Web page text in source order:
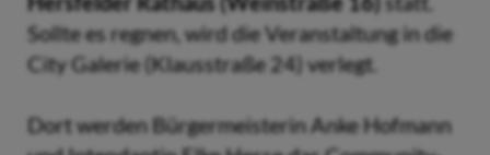
Sollte es regnen, wird die Veranstaltung in die
City Galerie (Klausstraße 24) verlegt.
Dort werden Bürgermeisterin Anke Hofmann